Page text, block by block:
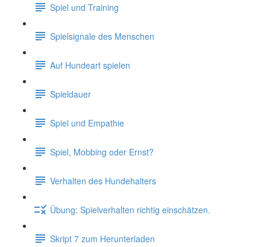
Spiel und Training
Spielsignale des Menschen
Auf Hundeart spielen
Spieldauer
Spiel und Empathie
Spiel, Mobbing oder Ernst?
Verhalten des Hundehalters
Übung: Spielverhalten richtig einschätzen.
Skript 7 zum Herunterladen